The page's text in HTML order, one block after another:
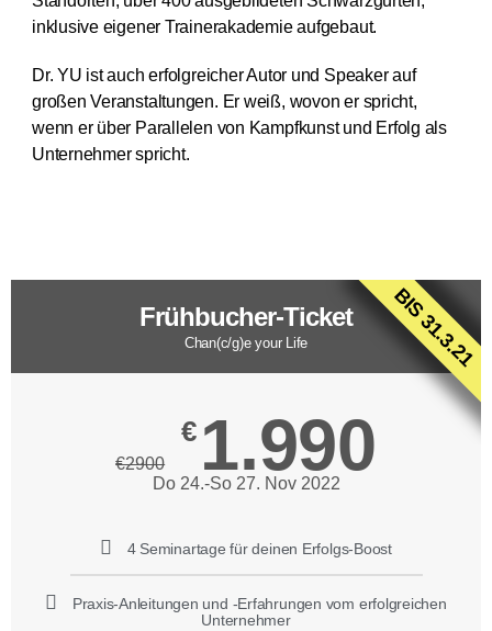
inklusive eigener Trainerakademie aufgebaut.
Dr. YU ist auch erfolgreicher Autor und Speaker auf
großen Veranstaltungen. Er weiß, wovon er spricht,
wenn er über Parallelen von Kampfkunst und Erfolg als
Unternehmer spricht.
Frühbucher-Ticket
Chan(c/g)e your Life
€2900
€ 1.990
Do 24.-So 27. Nov 2022
4 Seminartage für deinen Erfolgs-Boost
Praxis-Anleitungen und -Erfahrungen vom erfolgreichen
Unternehmer
BIS 31.3.21